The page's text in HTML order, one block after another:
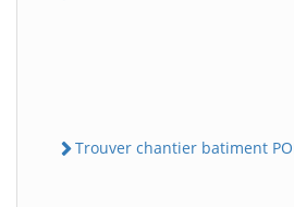
Trouver chantier batiment